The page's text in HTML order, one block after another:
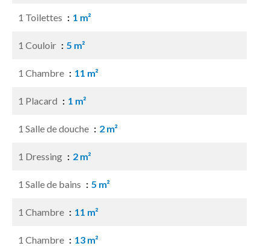
1 Toilettes 1 m²
1 Couloir 5 m²
1 Chambre 11 m²
1 Placard 1 m²
1 Salle de douche 2 m²
1 Dressing 2 m²
1 Salle de bains 5 m²
1 Chambre 11 m²
1 Chambre 13 m²